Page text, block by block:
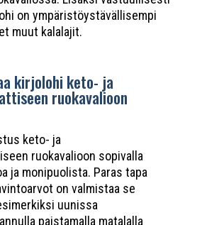
on ympäristöystävällisempi
muut kalalajit.
kirjolohi keto- ja
ruokavalioon
keto- ja
ruokavalioon sopivalla
ja monipuolista. Paras tapa
on valmistaa se
uunissa
paistamalla matalalla